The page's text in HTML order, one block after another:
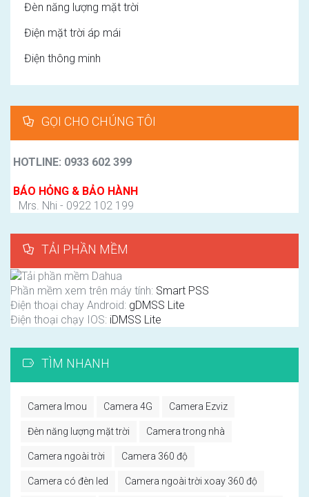
Đèn năng lượng mặt trời
Điện mặt trời áp mái
Điện thông minh
GỌI CHO CHÚNG TÔI
HOTLINE: 0933 602 399
BÁO HỎNG & BẢO HÀNH
Mrs. Nhi - 0922 102 199
TẢI PHẦN MỀM
Phần mềm xem trên máy tính: Smart PSS
Điện thoại chay Android: gDMSS Lite
Điện thoại chạy IOS: iDMSS Lite
TÌM NHANH
Camera Imou Camera 4G Camera Ezviz
Đèn năng lượng mặt trời Camera trong nhà
Camera ngoài trời Camera 360 độ
Camera có đèn led Camera ngoài trời xoay 360 độ